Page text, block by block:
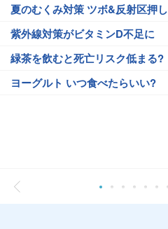
夏のむくみ対策 ツボ&反射区押し
紫外線対策がビタミンD不足に
緑茶を飲むと死亡リスク低まる?
ヨーグルト いつ食べたらいい?